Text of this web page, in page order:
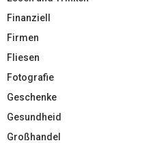
Finanziell
Firmen
Fliesen
Fotografie
Geschenke
Gesundheid
Großhandel